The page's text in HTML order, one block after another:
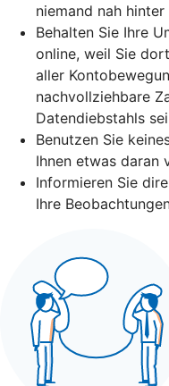
niemand nah hinter
Behalten Sie Ihre
online, weil Sie
aller
nachvollziehbare
Datendiebstahls
Benutzen Sie
Ihnen etwas daran
Informieren Sie
Ihre